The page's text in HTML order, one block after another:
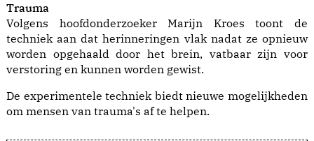
Trauma
Volgens hoofdonderzoeker Marijn Kroes toont de
techniek aan dat herinneringen vlak nadat ze opnieuw
worden opgehaald door het brein, vatbaar zijn voor
verstoring en kunnen worden gewist.
De experimentele techniek biedt nieuwe mogelijkheden
om mensen van trauma's af te helpen.